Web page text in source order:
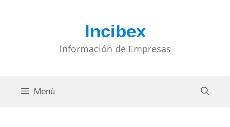
Incibex
Información de Empresas
Menú